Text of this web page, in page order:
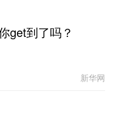
get到了吗？
新华网